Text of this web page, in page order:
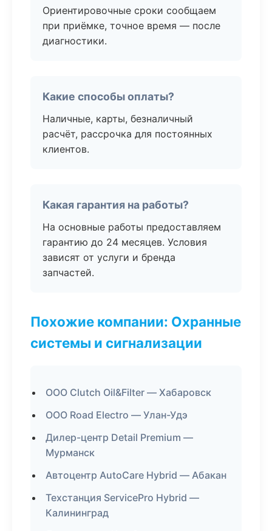
Ориентировочные сроки сообщаем
при приёмке, точное время — после
диагностики.
Какие способы оплаты?
Наличные, карты, безналичный
расчёт, рассрочка для постоянных
клиентов.
Какая гарантия на работы?
На основные работы предоставляем
гарантию до 24 месяцев. Условия
зависят от услуги и бренда
запчастей.
Похожие компании: Охранные
системы и сигнализации
ООО Clutch Oil&Filter — Хабаровск
ООО Road Electro — Улан-Удэ
Дилер-центр Detail Premium —
Мурманск
Автоцентр AutoCare Hybrid — Абакан
Техстанция ServicePro Hybrid —
Калининград